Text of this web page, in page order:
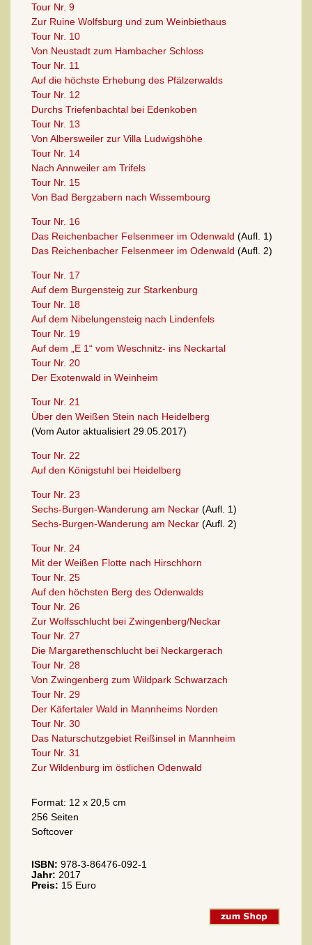
Tour Nr. 9
Zur Ruine Wolfsburg und zum Weinbiethaus
Tour Nr. 10
Von Neustadt zum Hambacher Schloss
Tour Nr. 11
Auf die höchste Erhebung des Pfälzerwalds
Tour Nr. 12
Durchs Triefenbachtal bei Edenkoben
Tour Nr. 13
Von Albersweiler zur Villa Ludwigshöhe
Tour Nr. 14
Nach Annweiler am Trifels
Tour Nr. 15
Von Bad Bergzabern nach Wissembourg
Tour Nr. 16
Das Reichenbacher Felsenmeer im Odenwald (Aufl. 1)
Das Reichenbacher Felsenmeer im Odenwald (Aufl. 2)
Tour Nr. 17
Auf dem Burgensteig zur Starkenburg
Tour Nr. 18
Auf dem Nibelungensteig nach Lindenfels
Tour Nr. 19
Auf dem „E 1“ vom Weschnitz- ins Neckartal
Tour Nr. 20
Der Exotenwald in Weinheim
Tour Nr. 21
Über den Weißen Stein nach Heidelberg
(Vom Autor aktualisiert 29.05.2017)
Tour Nr. 22
Auf den Königstuhl bei Heidelberg
Tour Nr. 23
Sechs-Burgen-Wanderung am Neckar (Aufl. 1)
Sechs-Burgen-Wanderung am Neckar (Aufl. 2)
Tour Nr. 24
Mit der Weißen Flotte nach Hirschhorn
Tour Nr. 25
Auf den höchsten Berg des Odenwalds
Tour Nr. 26
Zur Wolfsschlucht bei Zwingenberg/Neckar
Tour Nr. 27
Die Margarethenschlucht bei Neckargerach
Tour Nr. 28
Von Zwingenberg zum Wildpark Schwarzach
Tour Nr. 29
Der Käfertaler Wald in Mannheims Norden
Tour Nr. 30
Das Naturschutzgebiet Reißinsel in Mannheim
Tour Nr. 31
Zur Wildenburg im östlichen Odenwald
Format: 12 x 20,5 cm
256 Seiten
Softcover
ISBN: 978-3-86476-092-1
Jahr: 2017
Preis: 15 Euro